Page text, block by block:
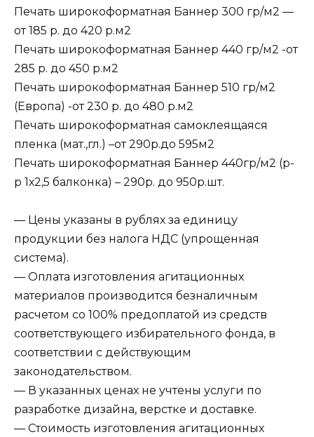
Печать широкоформатная Баннер 300 гр/м2 —
от 185 р. до 420 р.м2
Печать широкоформатная Баннер 440 гр/м2 -от
285 р. до 450 р.м2
Печать широкоформатная Баннер 510 гр/м2
(Европа) -от 230 р. до 480 р.м2
Печать широкоформатная самоклеящаяся
пленка (мат.,гл.) –от 290р.до 595м2
Печать широкоформатная Баннер 440гр/м2 (р-
р 1х2,5 балконка) – 290р. до 950р.шт.
— Цены указаны в рублях за единицу
продукции без налога НДС (упрощенная
система).
— Оплата изготовления агитационных
материалов производится безналичным
расчетом со 100% предоплатой из средств
соответствующего избирательного фонда, в
соответствии с действующим
законодательством.
— В указанных ценах не учтены услуги по
разработке дизайна, верстке и доставке.
— Стоимость изготовления агитационных